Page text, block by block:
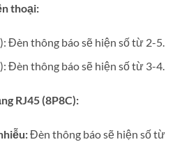
thoại:
Đèn thông báo sẽ hiện số từ 2-5.
Đèn thông báo sẽ hiện số từ 3-4.
RJ45 (8P8C):
Đèn thông báo sẽ hiện số từ